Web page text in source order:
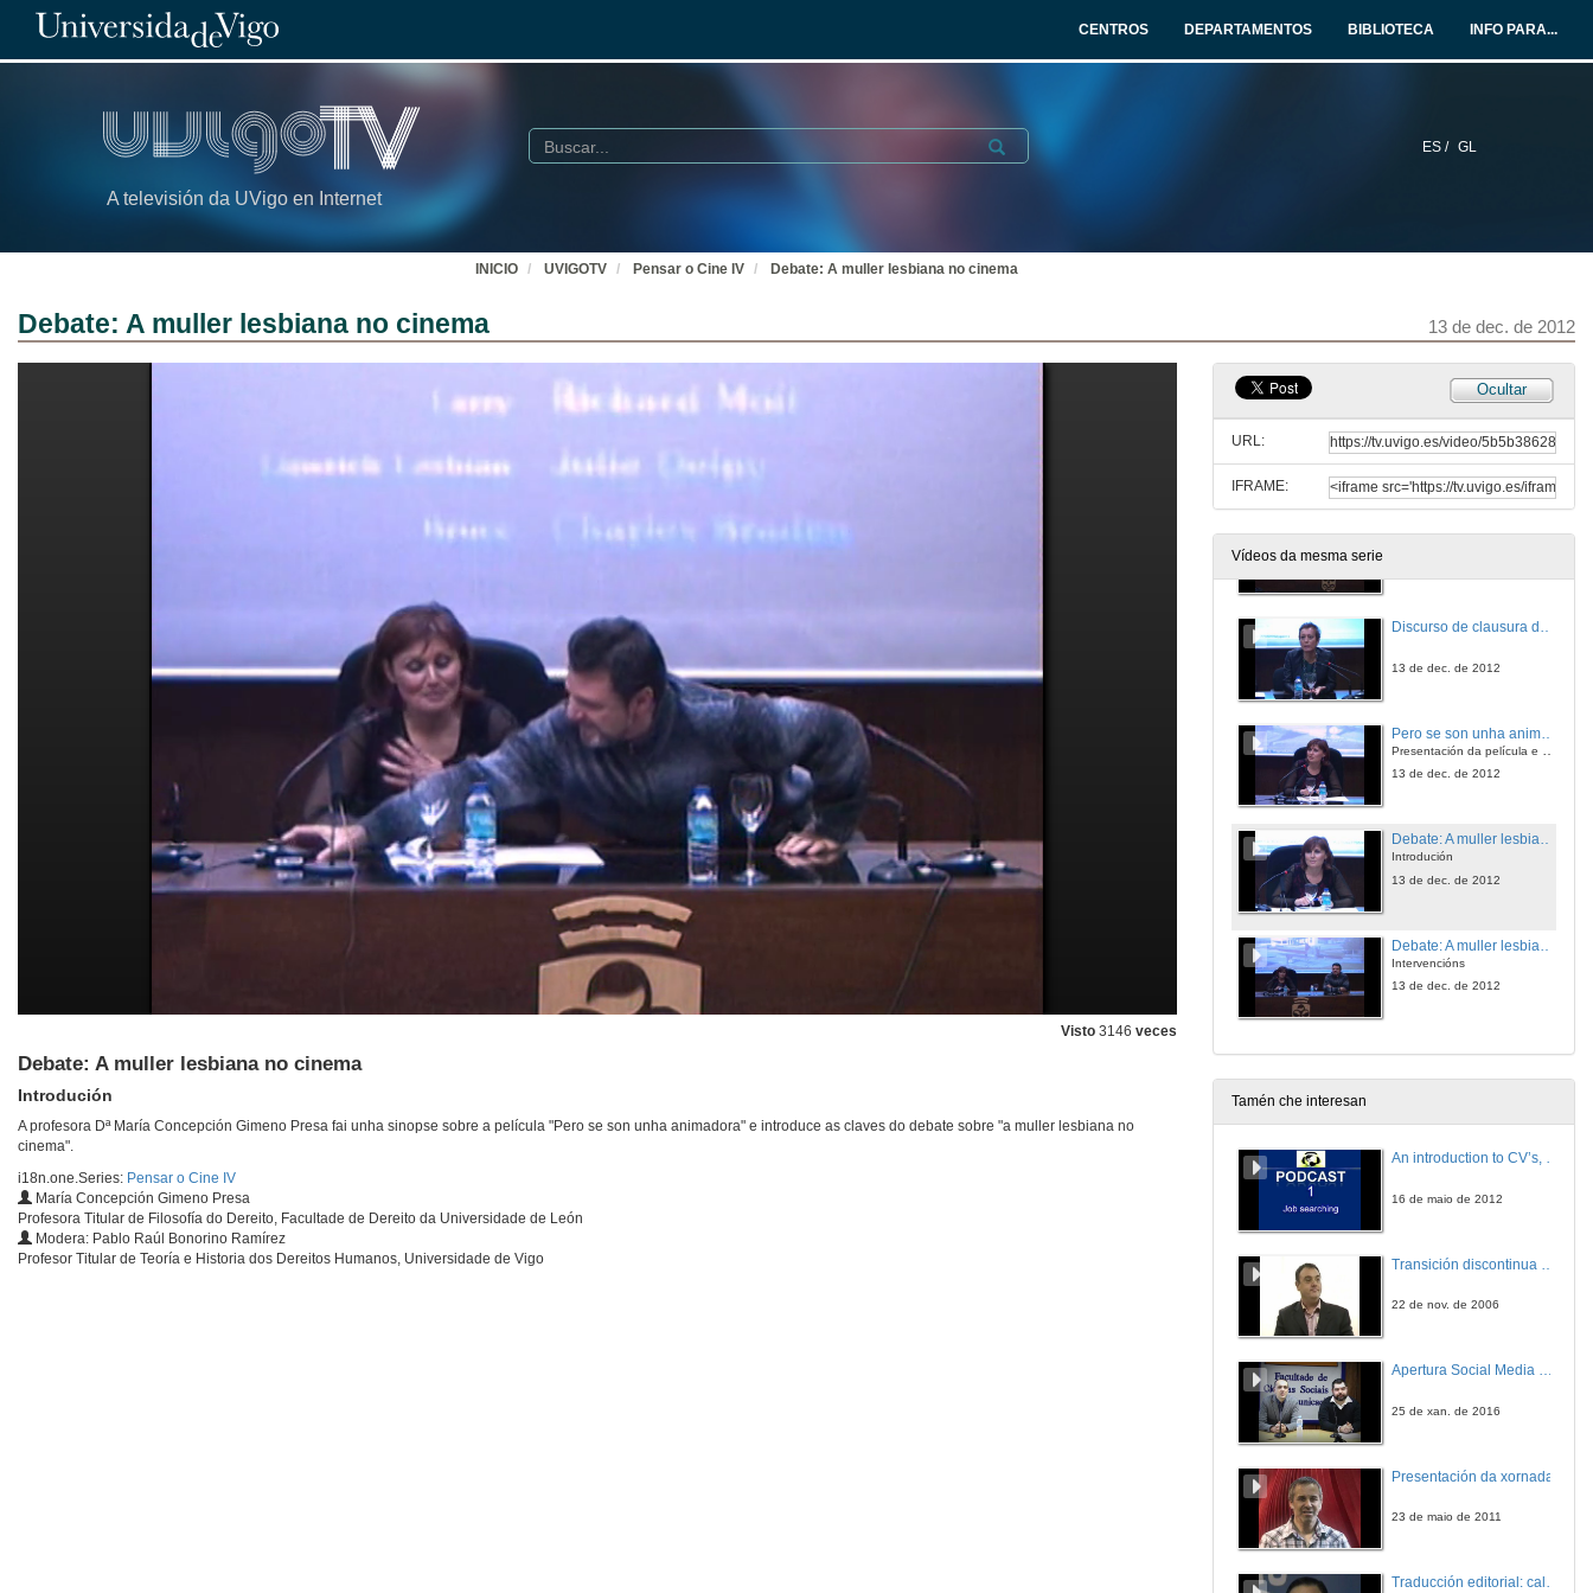
CENTROS DEPARTAMENTOS BIBLIOTECA INFO PARA...
A televisión da UVigo en Internet
ES / GL
Buscar Submit
INICIO UVIGOTV Pensar o Cine IV Debate: A muller lesbiana no cinema
Debate: A muller lesbiana no cinema 13 de dec. de 2012
Visto 3146 veces
Debate: A muller lesbiana no cinema
Introdución
A profesora Dª María Concepción Gimeno Presa fai unha sinopse sobre a película "Pero se son unha animadora" e introduce as claves do debate sobre "a muller lesbiana no
cinema".
i18n.one.Series: Pensar o Cine IV
María Concepción Gimeno Presa
Profesora Titular de Filosofía do Dereito, Facultade de Dereito da Universidade de León
Modera: Pablo Raúl Bonorino Ramírez
Profesor Titular de Teoría e Historia dos Dereitos Humanos, Universidade de Vigo
Ocultar
URL:
IFRAME:
Vídeos da mesma serie
22 de nov. de 2012
Presentación da película e do tema de debate
Intervencións
29 de nov. de 2012
Discurso de clausura do ciclo
13 de dec. de 2012
Presentación da película e o tema de debate
13 de dec. de 2012
Debate: A muller lesbiana no cinema
Introdución
13 de dec. de 2012
Intervencións
13 de dec. de 2012
Tamén che interesan
An introduction to CV’s, letters, and job searching
16 de maio de 2012
22 de nov. de 2006
Apertura Social Media Day 2016
25 de xan. de 2016
Presentación da xornada
23 de maio de 2011
Traducción editorial: calidade e xestión de proxectos